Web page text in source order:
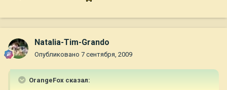
Natalia-Tim-Grando
Опубликовано 7 сентября, 2009
OrangeFox сказал: